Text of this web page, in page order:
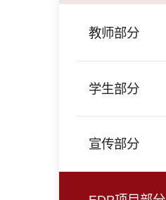
教师部分
学生部分
宣传部分